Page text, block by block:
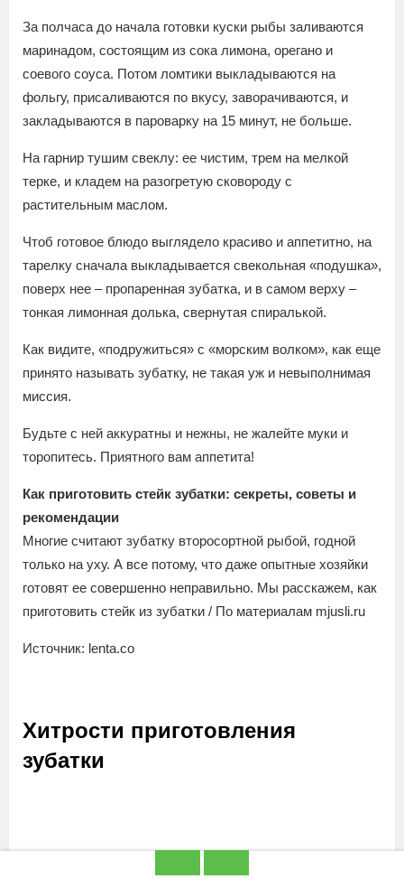
За полчаса до начала готовки куски рыбы заливаются
маринадом, состоящим из сока лимона, орегано и
соевого соуса. Потом ломтики выкладываются на
фольгу, присаливаются по вкусу, заворачиваются, и
закладываются в пароварку на 15 минут, не больше.
На гарнир тушим свеклу: ее чистим, трем на мелкой
терке, и кладем на разогретую сковороду с
растительным маслом.
Чтоб готовое блюдо выглядело красиво и аппетитно, на
тарелку сначала выкладывается свекольная «подушка»,
поверх нее – пропаренная зубатка, и в самом верху –
тонкая лимонная долька, свернутая спиралькой.
Как видите, «подружиться» с «морским волком», как еще
принято называть зубатку, не такая уж и невыполнимая
миссия.
Будьте с ней аккуратны и нежны, не жалейте муки и
торопитесь. Приятного вам аппетита!
Как приготовить стейк зубатки: секреты, советы и
рекомендации
Многие считают зубатку второсортной рыбой, годной
только на уху. А все потому, что даже опытные хозяйки
готовят ее совершенно неправильно. Мы расскажем, как
приготовить стейк из зубатки / По материалам mjusli.ru
Источник: lenta.co
Хитрости приготовления
зубатки